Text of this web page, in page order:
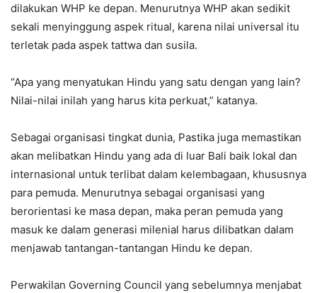
dilakukan WHP ke depan. Menurutnya WHP akan sedikit
sekali menyinggung aspek ritual, karena nilai universal itu
terletak pada aspek tattwa dan susila.
“Apa yang menyatukan Hindu yang satu dengan yang lain?
Nilai-nilai inilah yang harus kita perkuat,” katanya.
Sebagai organisasi tingkat dunia, Pastika juga memastikan
akan melibatkan Hindu yang ada di luar Bali baik lokal dan
internasional untuk terlibat dalam kelembagaan, khususnya
para pemuda. Menurutnya sebagai organisasi yang
berorientasi ke masa depan, maka peran pemuda yang
masuk ke dalam generasi milenial harus dilibatkan dalam
menjawab tantangan-tantangan Hindu ke depan.
Perwakilan Governing Council yang sebelumnya menjabat